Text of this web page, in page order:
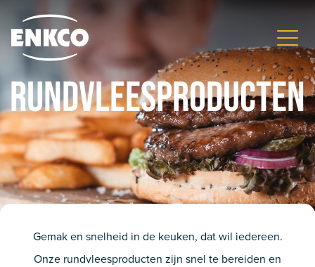
Rundvleesproducten
Gemak en snelheid in de keuken, dat wil iedereen.
Onze rundvleesproducten zijn snel te bereiden en